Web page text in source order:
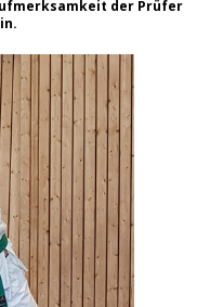
der Prüfer